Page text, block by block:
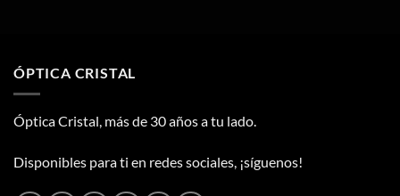
ÓPTICA CRISTAL
Óptica Cristal, más de 30 años a tu lado.
Disponibles para ti en redes sociales, ¡síguenos!